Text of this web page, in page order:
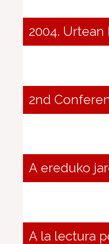
2004.
2nd
A ereduko
A la lectura